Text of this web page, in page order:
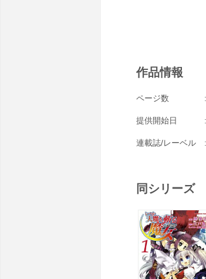
作品情報
ページ数
提供開始日
連載誌/レーベル
同シリーズ